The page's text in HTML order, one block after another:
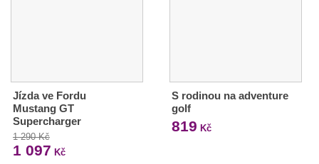
Jízda ve Fordu
Mustang GT
Supercharger
1 290 Kč
1 097 Kč
S rodinou na adventure
golf
819 Kč